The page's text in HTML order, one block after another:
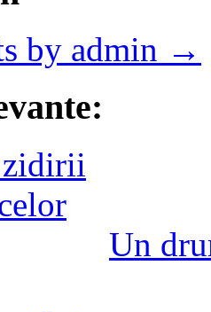
by admin →
Un